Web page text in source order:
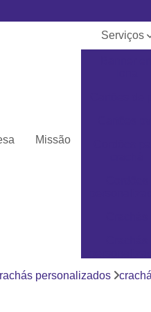
Missão
Serviços
personalizados